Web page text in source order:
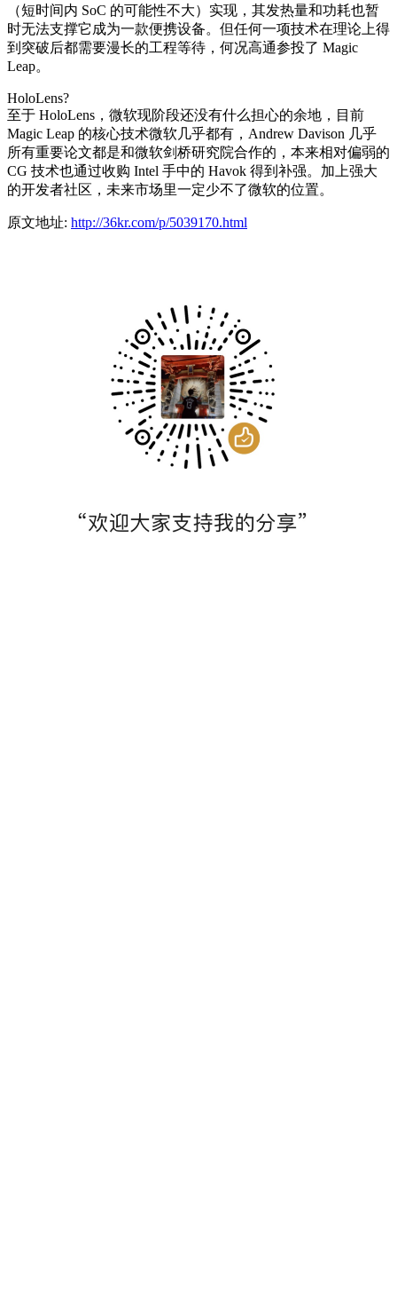
（短时间内 SoC 的可能性不大）实现，其发热量和功耗也暂
时无法支撑它成为一款便携设备。但任何一项技术在理论上得
到突破后都需要漫长的工程等待，何况高通参投了 Magic
Leap。
HoloLens?
至于 HoloLens，微软现阶段还没有什么担心的余地，目前
Magic Leap 的核心技术微软几乎都有，Andrew Davison 几乎
所有重要论文都是和微软剑桥研究院合作的，本来相对偏弱的
CG 技术也通过收购 Intel 手中的 Havok 得到补强。加上强大
的开发者社区，未来市场里一定少不了微软的位置。
原文地址: http://36kr.com/p/5039170.html